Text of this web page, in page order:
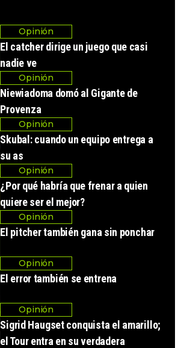
Opinión
El catcher dirige un juego que casi
nadie ve
Opinión
Niewiadoma domó al Gigante de
Provenza
Opinión
Skubal: cuando un equipo entrega a
su as
Opinión
¿Por qué habría que frenar a quien
quiere ser el mejor?
Opinión
El pitcher también gana sin ponchar
Opinión
El error también se entrena
Opinión
Sigrid Haugset conquista el amarillo;
el Tour entra en su verdadera